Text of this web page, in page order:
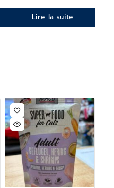
Lire la suite